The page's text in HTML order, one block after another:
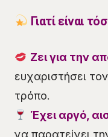
Γιατί είναι
Ζει για την
ευχαριστήσει
τρόπο.
Έχει αργό,
να παρατείνει